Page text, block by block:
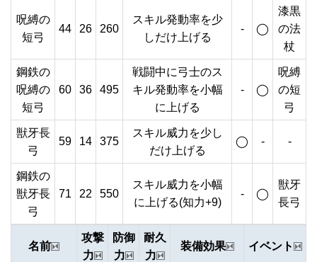
呪縛の
短弓
44 26 260
スキル発動率を少
しだけ上げる
- ◯
漆黒
の法
杖
鋼鉄の
呪縛の
短弓
60 36 495
戦闘中に弓士のス
キル発動率を小幅
に上げる
- ◯
呪縛
の短
弓
獣牙長
弓
59 14 375
スキル威力を少し
だけ上げる
◯ - -
鋼鉄の
獣牙長
弓
71 22 550
スキル威力を小幅
に上げる(知力+9)
- ◯
獣牙
長弓
名前
攻撃
力
防御
力
耐久
力
装備効果 イベント